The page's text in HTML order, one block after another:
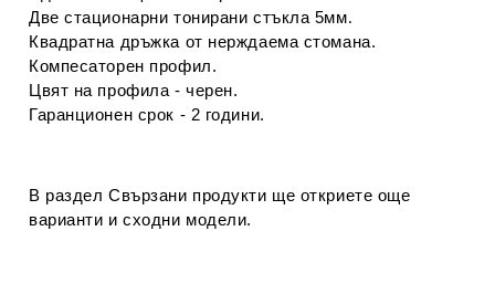
Две стационарни тонирани стъкла 5мм.
Квадратна дръжка от нерждаема стомана.
Компесаторен профил.
Цвят на профила - черен.
Гаранционен срок - 2 години.
В разделСвързани продукти ще откриете още
варианти и сходни модели.